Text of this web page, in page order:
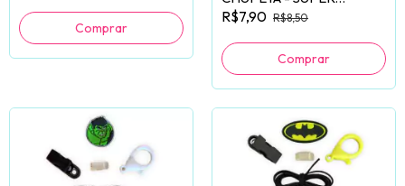
UNIDADES
Comprar
HOMEM
R$7,90 R$8,50